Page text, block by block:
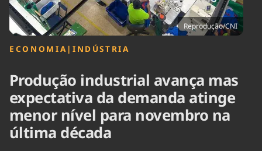
Reprodução/CNI
ECONOMIA | INDÚSTRIA
Produção industrial avança mas
expectativa da demanda atinge
menor nível para novembro na
última década